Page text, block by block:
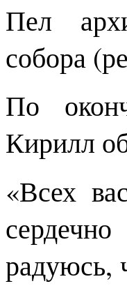
Пел
собора
По
Кирилл
«Всех
радуюсь,